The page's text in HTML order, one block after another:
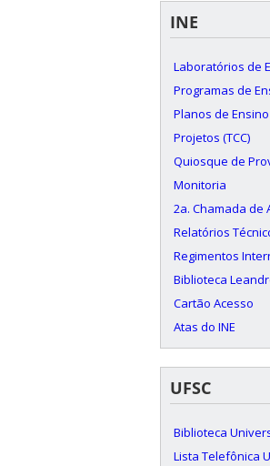
INE
Laboratórios de
Programas de
Planos de Ensino
Projetos (TCC)
Quiosque de
Monitoria
2a. Chamada de
Relatórios
Regimentos
Biblioteca
Cartão Acesso
Atas do INE
UFSC
Biblioteca
Lista Telefônica